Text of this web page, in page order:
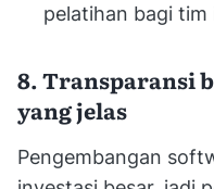
pelatihan bagi tim
8. Transparansi
yang jelas
Pengembangan